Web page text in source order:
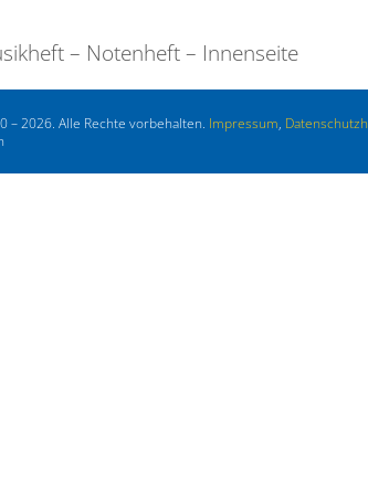
– Notenheft – Innenseite
– 2026. Alle Rechte vorbehalten. Impressum,